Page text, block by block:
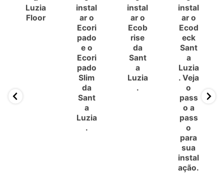
Luzia
Floor
instal
ar o
Ecori
pado
e o
Ecori
pado
Slim
da
Sant
a
Luzia
.
instal
ar o
Ecob
rise
da
Sant
a
Luzia
.
instal
ar o
Ecod
eck
Sant
a
Luzia
. Veja
o
pass
o a
pass
o
para
sua
instal
ação.